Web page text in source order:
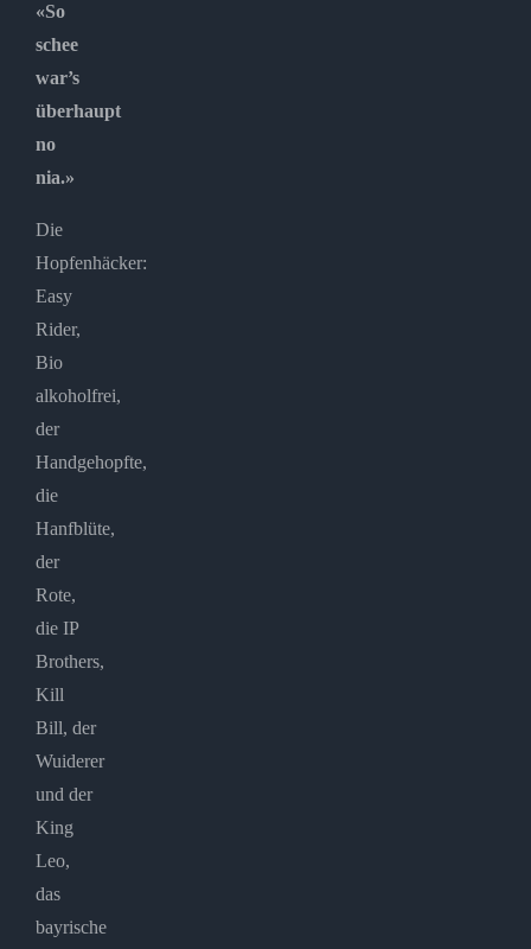
«So
schee
war’s
überhaupt
no
nia.»
Die
Hopfenhäcker:
Easy
Rider,
Bio
alkoholfrei,
der
Handgehopfte,
die
Hanfblüte,
der
Rote,
die IP
Brothers,
Kill
Bill, der
Wuiderer
und der
King
Leo,
das
bayrische